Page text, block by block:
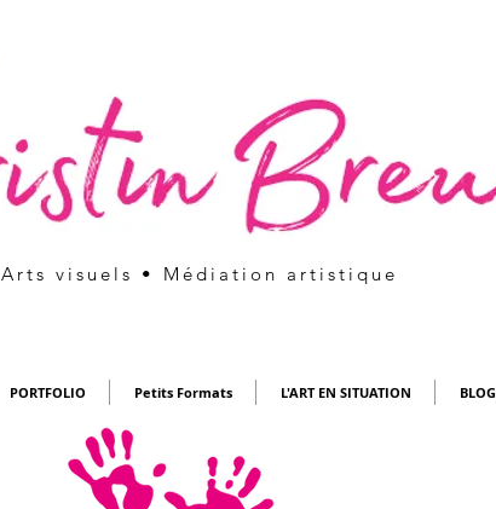
Arts visuels • Médiation artistique
PORTFOLIO Petits Formats L'ART EN SITUATION BLOG